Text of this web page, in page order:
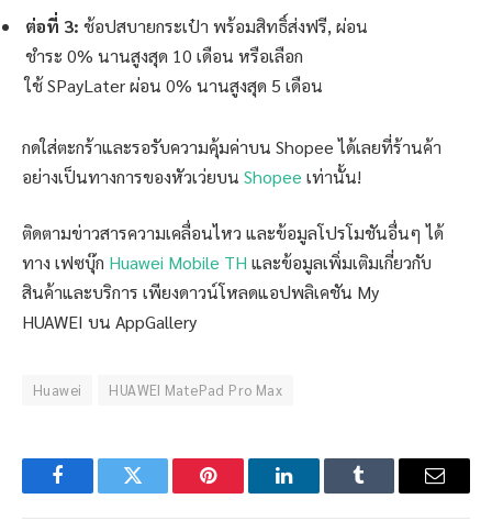
ต่อที่ 3: ช้อปสบายกระเป๋า พร้อมสิทธิ์ส่งฟรี, ผ่อน
ชำระ 0% นานสูงสุด 10 เดือน หรือเลือก
ใช้ SPayLater ผ่อน 0% นานสูงสุด 5 เดือน
กดใส่ตะกร้าและรอรับความคุ้มค่าบน Shopee ได้เลยที่ร้านค้า
อย่างเป็นทางการของหัวเว่ยบน Shopee เท่านั้น!
ติดตามข่าวสารความเคลื่อนไหว และข้อมูลโปรโมชันอื่นๆ ได้
ทาง เฟซบุ๊ก Huawei Mobile TH และข้อมูลเพิ่มเติมเกี่ยวกับ
สินค้าและบริการ เพียงดาวน์โหลดแอปพลิเคชัน My
HUAWEI บน AppGallery
Huawei HUAWEI MatePad Pro Max
FacebookTwitter Pinterest LinkedInTumblr Email